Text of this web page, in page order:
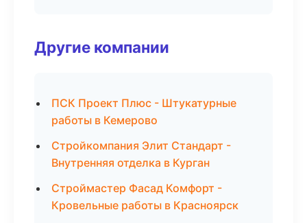
Другие компании
ПСК Проект Плюс - Штукатурные
работы в Кемерово
Стройкомпания Элит Стандарт -
Внутренняя отделка в Курган
Строймастер Фасад Комфорт -
Кровельные работы в Красноярск